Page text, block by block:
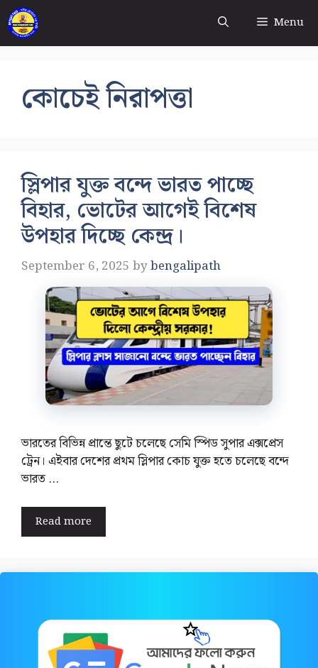
Skip
to
content
Menu
কোচেই নিরাপত্তা
স্লিপার যুক্ত বন্দে ভারত পাচ্ছে
বিহার, ভোটের আগেই বিশেষ
উপহার দিচ্ছে কেন্দ্র।
September 6, 2025 bybengalipath
ভারতের বিভিন্ন প্রান্তে ছুটে চলেছে সেমি স্পিড সুপার এক্সপ্রেস
ট্রেন। এইবার দেশের প্রথম স্লিপার কোচ যুক্ত হতে চলেছে বন্দে
ভারত …
Read more